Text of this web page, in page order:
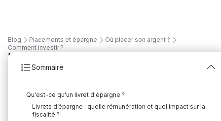
Blog Placements et épargne
Où placer son argent ?
Comment investir ?
Sommaire
Qu'est-ce qu'un livret d'épargne ?
Livrets d’épargne : quelle rémunération et quel impact sur la
fiscalité ?
15
livrets d'épargne ?
Rédigé parFlorian Corteel